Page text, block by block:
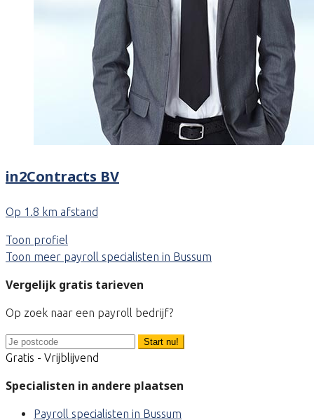
in2Contracts BV
Op 1.8 km afstand
Toon profiel
Toon meer payroll specialisten in Bussum
Vergelijk gratis tarieven
Op zoek naar een payroll bedrijf?
Start nu!
Gratis - Vrijblijvend
Specialisten in andere plaatsen
Payroll specialisten in Bussum